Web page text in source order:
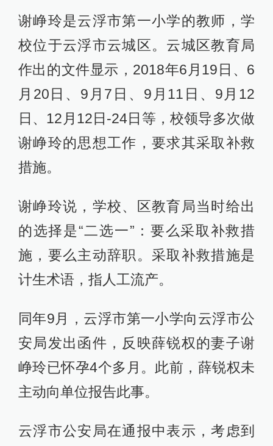
谢峥玲是云浮市第一小学的教师，学
校位于云浮市云城区。云城区教育局
作出的文件显示，2018年6月19日、6
月20日、9月7日、9月11日、9月12
日、12月12日-24日等，校领导多次做
谢峥玲的思想工作，要求其采取补救
措施。
谢峥玲说，学校、区教育局当时给出
的选择是“二选一”：要么采取补救措
施，要么主动辞职。采取补救措施是
计生术语，指人工流产。
同年9月，云浮市第一小学向云浮市公
安局发出函件，反映薛锐权的妻子谢
峥玲已怀孕4个多月。此前，薛锐权未
主动向单位报告此事。
云浮市公安局在通报中表示，考虑到